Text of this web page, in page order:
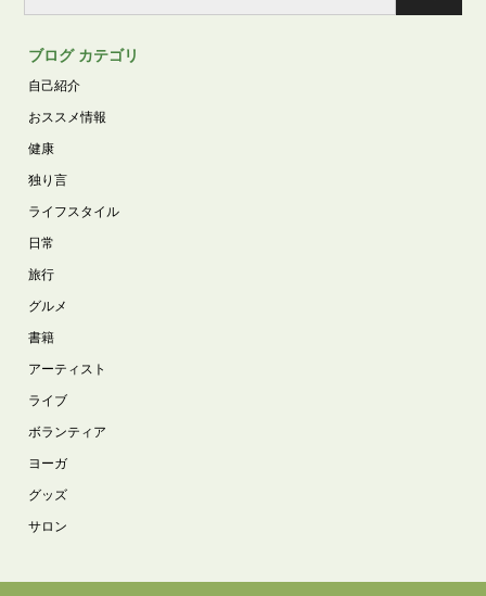
ブログ カテゴリ
自己紹介
おススメ情報
健康
独り言
ライフスタイル
日常
旅行
グルメ
書籍
アーティスト
ライブ
ボランティア
ヨーガ
グッズ
サロン